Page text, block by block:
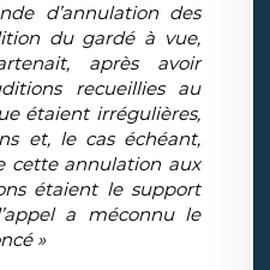
d’annulation des
du gardé à vue,
après avoir
recueillies au
étaient irrégulières,
et, le cas échéant,
cette annulation aux
étaient le support
a méconnu le
»